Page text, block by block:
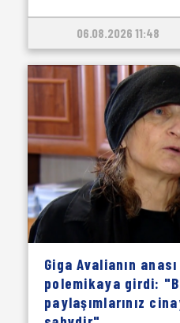
06.08.2026 11:48
Giga Avalianın
polemikaya girdi:
paylaşımlarınız